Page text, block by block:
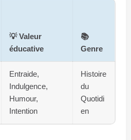
💡 Valeur
éducative
📚
Genre
Entraide,
Indulgence,
Humour,
Intention
Histoire
du
Quotidi
en